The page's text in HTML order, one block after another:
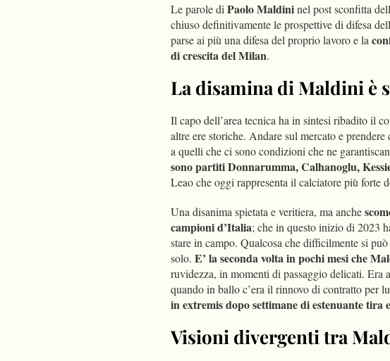
Le parole diPaolo Maldininel post sconfitta
chiuso definitivamente le prospettive di difesa
parse ai più una difesa del proprio lavoro e la
di crescita del Milan.
La disamina di Maldini è
Il capo dell’area tecnica ha in sintesi ribadito il
altre ere storiche. Andare sul mercato e
a quelli che ci sono condizioni che ne
sono partiti Donnarumma, Calhanoglu,
Leao che oggi rappresenta il calciatore più forte
Una disanima spietata e veritiera, ma anche
campioni d’Italia; che in questo inizio di 2023
stare in campo. Qualcosa che difficilmente si
solo. E’ la seconda volta in pochi mesi che
ruvidezza, in momenti di passaggio delicati. Era
quando in ballo c’era il rinnovo di contratto per
in extremis dopo settimane di estenuante tira
Visioni divergenti tra